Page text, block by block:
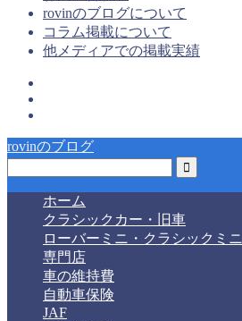
rovinのブログについて
コラム掲載について
他メディアでの掲載実績
rovinのブログ
ホーム
クラシックカー・旧車
ローバーミニ・クラシックミニ
専門店
車の維持費
自動車保険
JAF